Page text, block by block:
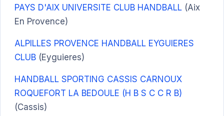
PAYS D'AIX UNIVERSITE CLUB HANDBALL (Aix
En Provence)
ALPILLES PROVENCE HANDBALL EYGUIERES
CLUB (Eyguieres)
HANDBALL SPORTING CASSIS CARNOUX
ROQUEFORT LA BEDOULE (H B S C C R B)
(Cassis)